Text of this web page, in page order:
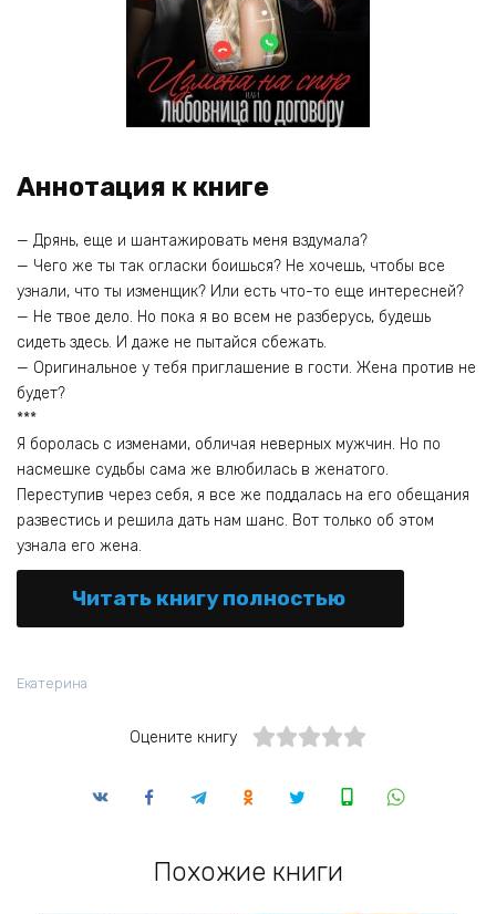
Аннотация к книге
— Дрянь, еще и шантажировать меня вздумала?
— Чего же ты так огласки боишься? Не хочешь, чтобы все
узнали, что ты изменщик? Или есть что-то еще интересней?
— Не твое дело. Но пока я во всем не разберусь, будешь
сидеть здесь. И даже не пытайся сбежать.
— Оригинальное у тебя приглашение в гости. Жена против не
будет?
***
Я боролась с изменами, обличая неверных мужчин. Но по
насмешке судьбы сама же влюбилась в женатого.
Переступив через себя, я все же поддалась на его обещания
развестись и решила дать нам шанс. Вот только об этом
узнала его жена.
Читать книгу полностью
Екатерина
Оцените книгу
Похожие книги